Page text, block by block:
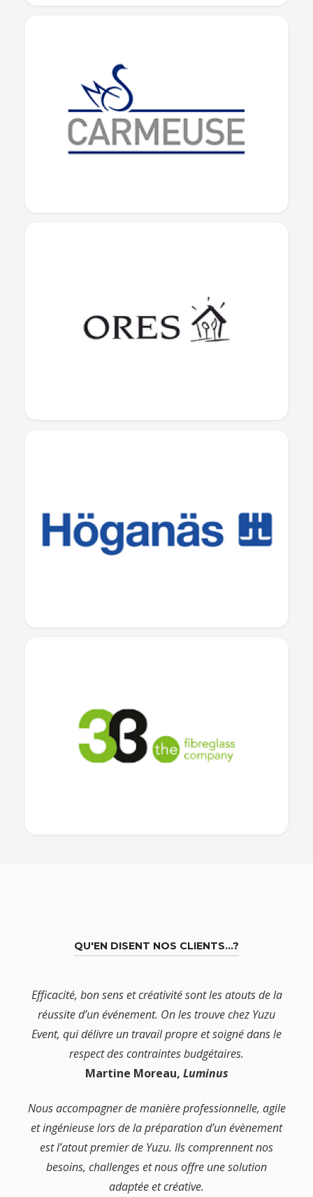
QU'EN DISENT NOS CLIENTS…?
Efficacité, bon sens et créativité sont les atouts de la
réussite d’un événement. On les trouve chez Yuzu
Event, qui délivre un travail propre et soigné dans le
respect des contraintes budgétaires.
Martine Moreau, Luminus
Nous accompagner de manière professionnelle, agile
et ingénieuse lors de la préparation d’un évènement
est l’atout premier de Yuzu. Ils comprennent nos
besoins, challenges et nous offre une solution
adaptée et créative.